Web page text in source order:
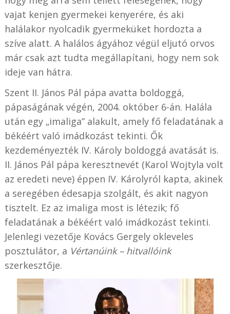
vajat kenjen gyermekei kenyerére, és aki
halálakor nyolcadik gyermeküket hordozta a
szíve alatt. A halálos ágyához végül eljutó orvos
már csak azt tudta megállapítani, hogy nem sok
ideje van hátra.
Szent II. János Pál pápa avatta boldoggá,
pápaságának végén, 2004. október 6-án. Halála
után egy „imaliga” alakult, amely fő feladatának a
békéért való imádkozást tekinti. Ők
kezdeményezték IV. Károly boldoggá avatását is.
II. János Pál pápa keresztnevét (Karol Wojtyla volt
az eredeti neve) éppen IV. Károlyról kapta, akinek
a seregében édesapja szolgált, és akit nagyon
tisztelt. Ez az imaliga most is létezik; fő
feladatának a békéért való imádkozást tekinti.
Jelenlegi vezetője Kovács Gergely okleveles
posztulátor, a Vértanúink – hitvallóink
szerkesztője.